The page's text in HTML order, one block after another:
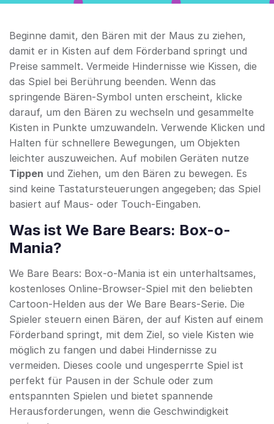
Beginne damit, den Bären mit der Maus zu ziehen,
damit er in Kisten auf dem Förderband springt und
Preise sammelt. Vermeide Hindernisse wie Kissen, die
das Spiel bei Berührung beenden. Wenn das
springende Bären-Symbol unten erscheint, klicke
darauf, um den Bären zu wechseln und gesammelte
Kisten in Punkte umzuwandeln. Verwende Klicken und
Halten für schnellere Bewegungen, um Objekten
leichter auszuweichen. Auf mobilen Geräten nutze
Tippen und Ziehen, um den Bären zu bewegen. Es
sind keine Tastatursteuerungen angegeben; das Spiel
basiert auf Maus- oder Touch-Eingaben.
Was ist We Bare Bears: Box-o-
Mania?
We Bare Bears: Box-o-Mania ist ein unterhaltsames,
kostenloses Online-Browser-Spiel mit den beliebten
Cartoon-Helden aus der We Bare Bears-Serie. Die
Spieler steuern einen Bären, der auf Kisten auf einem
Förderband springt, mit dem Ziel, so viele Kisten wie
möglich zu fangen und dabei Hindernisse zu
vermeiden. Dieses coole und ungesperrte Spiel ist
perfekt für Pausen in der Schule oder zum
entspannten Spielen und bietet spannende
Herausforderungen, wenn die Geschwindigkeit